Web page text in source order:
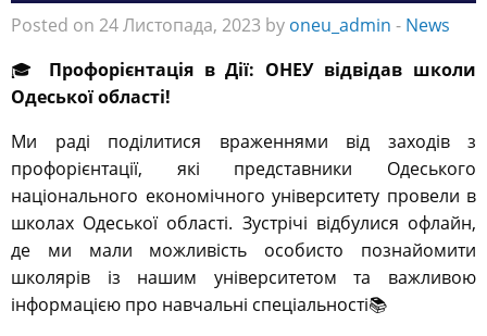
Posted on 24 Листопада, 2023 by oneu_admin - News
🎓 Профорієнтація в Дії: ОНЕУ відвідав школи
Одеської області!
Ми раді поділитися враженнями від заходів з
профорієнтації, які представники Одеського
національного економічного університету провели в
школах Одеської області. Зустрічі відбулися офлайн,
де ми мали можливість особисто познайомити
школярів із нашим університетом та важливою
інформацією про навчальні спеціальності📚